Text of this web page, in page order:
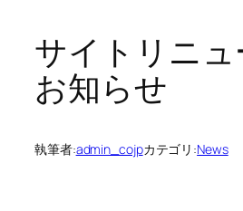
サイトリニ
お知らせ
執筆者:admin_cojpカテゴリ:News